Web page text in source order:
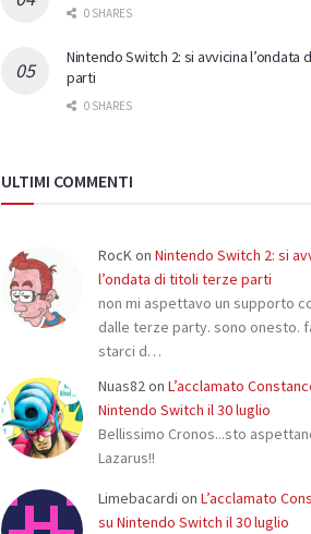
0 SHARES
Nintendo Switch 2: si avvicina l’ondata
parti
0 SHARES
ULTIMI COMMENTI
RocKon Nintendo Switch 2: si
l’ondata di titoli terze parti
non mi aspettavo un supporto
dalle terze party. sono onesto.
starci d…
Nuas82on L’acclamato
Nintendo Switch il 30 luglio
Bellissimo Cronos...sto
Lazarus!!
Limebacardi on L’acclamato
su Nintendo Switch il 30 luglio